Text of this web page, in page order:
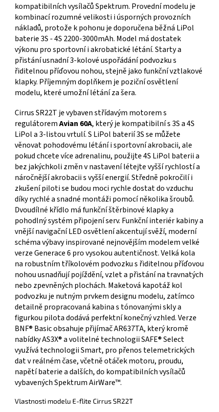
kompatibilních vysílačů Spektrum. Provední modelu je
kombinací rozumné velikosti i úsporných provozních
nákladů, protože k pohonu je doporučena běžná LiPol
baterie 3S - 4S 2200-3000mAh. Model má dostatek
výkonu pro sportovní i akrobatické létání. Starty a
přistání usnadní 3-kolové uspořádání podvozku s
řiditelnou příďovou nohou, stejně jako funkční vztlakové
klapky. Příjemným doplňkem je poziční osvětlení
modelu, které umožní létání za šera.
Cirrus SR22T je vybaven střídavým motorem s
regulátoremAvian 60A, který je kompatibilní s 3S a 4S
LiPol a 3-listou vrtulí. S LiPol baterií 3S se můžete
věnovat pohodovému létání i sportovní akrobacii, ale
pokud chcete více adrenalinu, použijte 4S LiPol baterii a
bez jakýchkoli změn v nastavení létejte vyšší rychlostí a
náročnější akrobacii s vyšší energií. Středně pokročilí i
zkušení piloti se budou moci rychle dostat do vzduchu
díky rychlé a snadné montáži pomocí několika šroubů.
Dvoudílné křídlo má funkční štěrbinové klapky a
pohodlný systém připojení serv. Funkční interiér kabiny a
vnější navigační LED osvětlení akcentují svěží, moderní
schéma výbavy inspirované nejnovějším modelem velké
verze Generace 6 pro vysokou autentičnost. Velká kola
na robustním tříkolovém podvozku s řiditelnou příďovou
nohou usnadňují pojíždění, vzlet a přistání na travnatých
nebo zpevněných plochách. Maketová kapotáž kol
podvozku je nutným prvkem designu modelu, zatímco
detailně propracovaná kabina s tónovanými skly a
figurkou pilota dodává perfektní konečný vzhled. Verze
BNF® Basic obsahuje přijímač AR637TA, který kromě
nabídky AS3X® a volitelné technologii SAFE® Select
využívá technologii Smart, pro přenos telemetrických
dat v reálném čase, včetně otáček motoru, proudu,
napětí baterie a dalších, do kompatibilních vysílačů
vybavených Spektrum AirWare™.
Vlastnosti modelu E-flite Cirrus SR22T